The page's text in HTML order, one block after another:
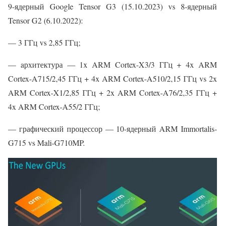
9-ядерный Google Tensor G3 (15.10.2023) vs 8-ядерный
Tensor G2 (6.10.2022):
— 3 ГГц vs 2,85 ГГц;
— aрхитектура — 1x ARM Cortex-X3/3 ГГц + 4x ARM
Cortex-A715/2,45 ГГц + 4x ARM Cortex-A510/2,15 ГГц vs 2x
ARM Cortex-X1/2,85 ГГц + 2x ARM Cortex-A76/2,35 ГГц +
4x ARM Cortex-A55/2 ГГц;
— графический процессор — 10-ядерный ARM Immortalis-
G715 vs Mali-G710MP.